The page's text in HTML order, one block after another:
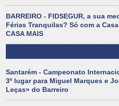
BARREIRO - FIDSEGUR, a sua
Férias Tranquilas? Só com a
CASA MAIS
Santarém - Campeonato
3º lugar para Miguel Marques e
Leças» do Barreiro